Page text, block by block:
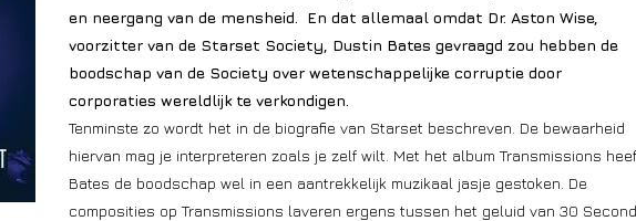
en neergang van de mensheid. En dat allemaal omdat Dr. Aston Wise,
voorzitter van de Starset Society, Dustin Bates gevraagd zou hebben de
boodschap van de Society over wetenschappelijke corruptie door
corporaties wereldlijk te verkondigen.
Tenminste zo wordt het in de biografie van Starset beschreven. De bewaarheid
hiervan mag je interpreteren zoals je zelf wilt. Met het album Transmissions
Bates de boodschap wel in een aantrekkelijk muzikaal jasje gestoken. De
composities op Transmissions laveren ergens tussen het geluid van 30